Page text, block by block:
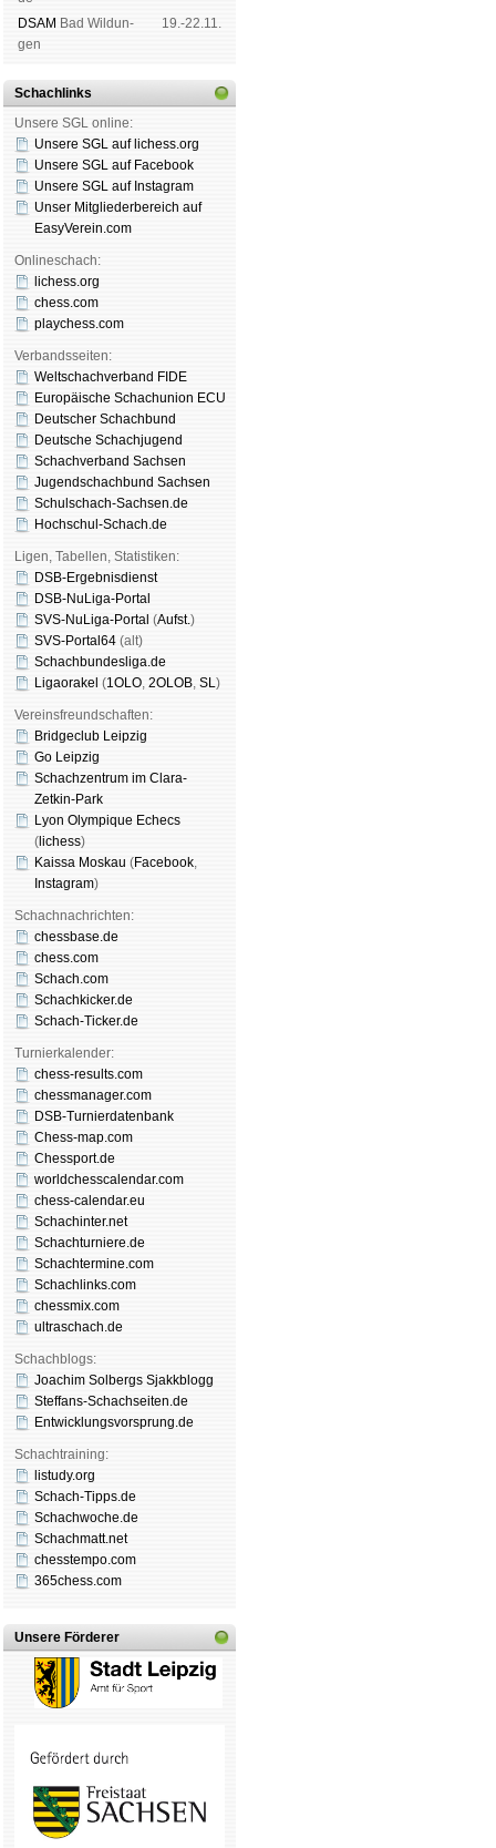
DSAM Bad Wil­dun­
gen
19.-22.11.
Schachlinks
Unsere SGL online:
Unsere SGL auf li­chess.org
Unsere SGL auf Face­book
Unsere SGL auf Insta­gram
Unser Mitgliederbereich auf
EasyVerein.com
Onlineschach:
lichess.org
chess.com
playchess.com
Verbandsseiten:
Weltschachverband FIDE
Europäische Schachunion ECU
Deutscher Schachbund
Deutsche Schachjugend
Schachverband Sachsen
Jugendschachbund Sachsen
Schulschach-Sachsen.de
Hochschul-Schach.de
Ligen, Tabellen, Statistiken:
DSB-Ergebnisdienst
DSB-NuLiga-Portal
SVS-NuLiga-Portal (Aufst.)
SVS-Portal64 (alt)
Schachbundesliga.de
Ligaorakel (1OLO, 2OLOB, SL)
Vereinsfreundschaften:
Bridgeclub Leipzig
Go Leipzig
Schachzentrum im Clara-
Zetkin-Park
Lyon Olympique Echecs
( lichess)
Kaissa Moskau (Face­book,
Insta­gram)
Schachnachrichten:
chessbase.de
chess.com
Schach.com
Schachkicker.de
Schach-Ticker.de
Turnierkalender:
chess-results.com
chessmanager.com
DSB-Turnierdatenbank
Chess-map.com
Chessport.de
worldchesscalendar.com
chess-calendar.eu
Schachinter.net
Schachturniere.de
Schachtermine.com
Schachlinks.com
chessmix.com
ultraschach.de
Schachblogs:
Joachim Solbergs Sjakkblogg
Steffans-Schachseiten.de
Entwicklungsvorsprung.de
Schachtraining:
listudy.org
Schach-Tipps.de
Schachwoche.de
Schachmatt.net
chesstempo.com
365chess.com
Unsere Förderer